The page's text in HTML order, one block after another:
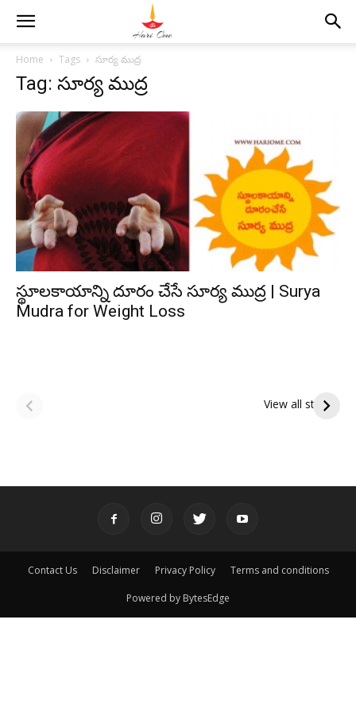
Home Tags సూర్య ముద్ర
Tag: సూర్య ముద్ర
స్థూలకాయాన్ని దూరం చేసే సూర్య ముద్ర | Surya
Mudra for Weight Loss
View all stories
పితృదేవతల ఆశీర్వాదం
ఇంద్రకీలాద్రి గిరి ప్రదక్షిణ
Contact Us Disclaimer Privacy Policy Terms and conditions
Powered by BytesEdge